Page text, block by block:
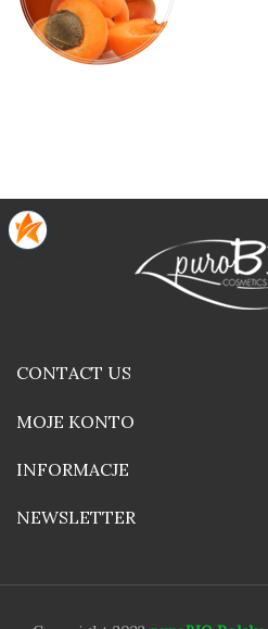
CONTACT US
MOJE KONTO
INFORMACJE
NEWSLETTER